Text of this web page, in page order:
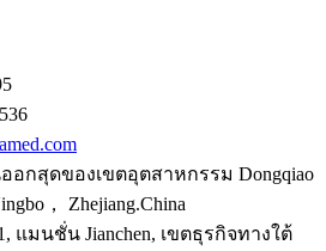
อกสุดของเขตอุตสาหกรรม Dongqiao
， Zhejiang.China
แมนชั่น Jianchen, เขตธุรกิจทางใต้